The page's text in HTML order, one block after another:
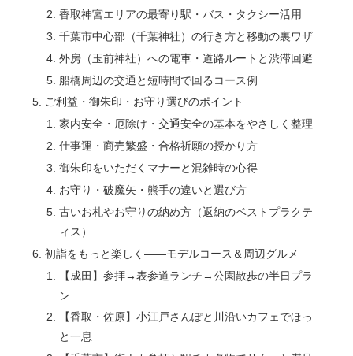
香取神宮エリアの最寄り駅・バス・タクシー活用
千葉市中心部（千葉神社）の行き方と移動の裏ワザ
外房（玉前神社）への電車・道路ルートと渋滞回避
船橋周辺の交通と短時間で回るコース例
ご利益・御朱印・お守り選びのポイント
家内安全・厄除け・交通安全の基本をやさしく整理
仕事運・商売繁盛・合格祈願の授かり方
御朱印をいただくマナーと混雑時の心得
お守り・破魔矢・熊手の違いと選び方
古いお札やお守りの納め方（返納のベストプラクテ
ィス）
初詣をもっと楽しく――モデルコース＆周辺グルメ
【成田】参拝→表参道ランチ→公園散歩の半日プラ
ン
【香取・佐原】小江戸さんぽと川沿いカフェでほっ
と一息